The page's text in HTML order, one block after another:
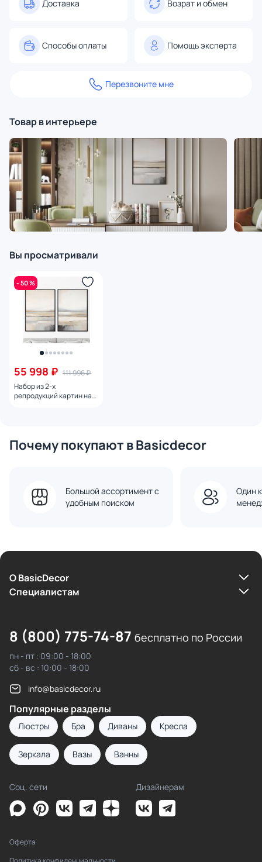
Доставка Возрат и обмен
Способы оплаты Помощь эксперта
Перезвоните мне
Товар в интерьере
Вы просматривали
- 50 %
55 998 ₽ 111 996 ₽
Набор из 2-х
репродукций картин на
Почему покупают в Basicdecor
Большой ассортимент с
удобным поиском
Один
О BasicDecor
Cпециалистам
8 (800) 775-74-87 бесплатно по России
пн - пт : 09:00 - 18:00
сб - вс : 10:00 - 18:00
info@basicdecor.ru
Популярные разделы
Люстры Бра Диваны Кресла
Зеркала Вазы Ванны
Соц. сети Дизайнерам
Оферта